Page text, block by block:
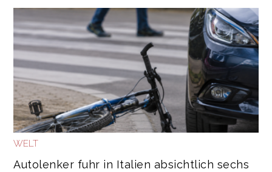
WELT
Autolenker fuhr in Italien absichtlich sechs